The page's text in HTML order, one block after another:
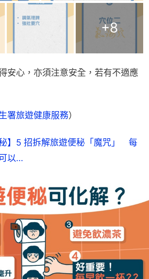
+8
安心，亦須注意安全，若有不適應
署旅遊健康服務）
秘】5 招拆解旅遊便秘「魔咒」　每
以…